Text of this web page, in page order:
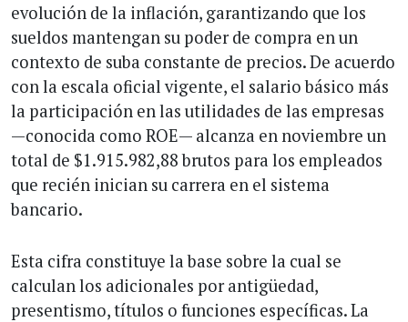
evolución de la inflación, garantizando que los
sueldos mantengan su poder de compra en un
contexto de suba constante de precios. De acuerdo
con la escala oficial vigente, el salario básico más
la participación en las utilidades de las empresas
—conocida como ROE— alcanza en noviembre un
total de $1.915.982,88 brutos para los empleados
que recién inician su carrera en el sistema
bancario.
Esta cifra constituye la base sobre la cual se
calculan los adicionales por antigüedad,
presentismo, títulos o funciones específicas. La